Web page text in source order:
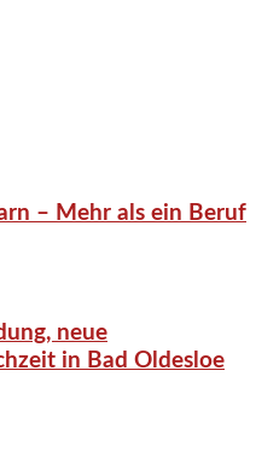
– Mehr als ein Beruf
neue
in Bad Oldesloe